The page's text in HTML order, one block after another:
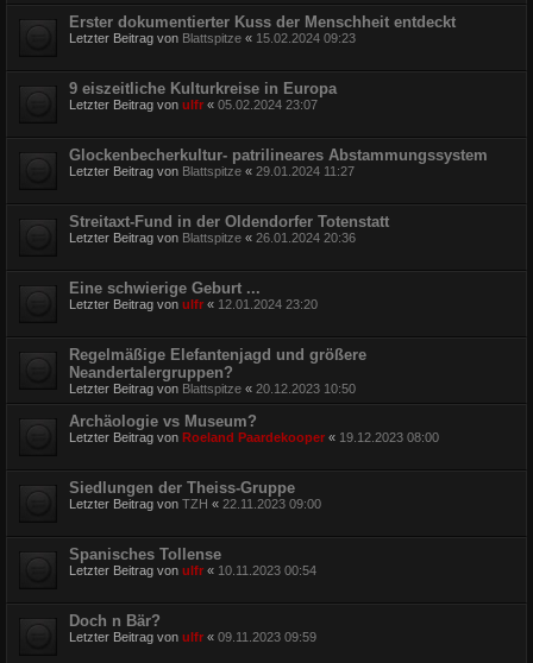
Erster dokumentierter Kuss der Menschheit entdeckt
Letzter Beitrag von Blattspitze « 15.02.2024 09:23
9 eiszeitliche Kulturkreise in Europa
Letzter Beitrag von ulfr « 05.02.2024 23:07
Glockenbecherkultur- patrilineares Abstammungssystem
Letzter Beitrag von Blattspitze « 29.01.2024 11:27
Streitaxt-Fund in der Oldendorfer Totenstatt
Letzter Beitrag von Blattspitze « 26.01.2024 20:36
Eine schwierige Geburt ...
Letzter Beitrag von ulfr « 12.01.2024 23:20
Regelmäßige Elefantenjagd und größere
Neandertalergruppen?
Letzter Beitrag von Blattspitze « 20.12.2023 10:50
Archäologie vs Museum?
Letzter Beitrag von Roeland Paardekooper « 19.12.2023 08:00
Siedlungen der Theiss-Gruppe
Letzter Beitrag von TZH « 22.11.2023 09:00
Spanisches Tollense
Letzter Beitrag von ulfr « 10.11.2023 00:54
Doch n Bär?
Letzter Beitrag von ulfr « 09.11.2023 09:59